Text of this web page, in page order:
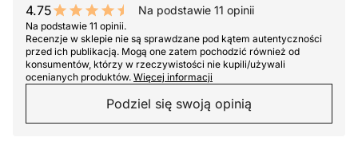
4.75
9.5 out of 10 stars
Na podstawie 11 opinii
Na podstawie 11 opinii.
Recenzje w sklepie nie są sprawdzane pod kątem autentyczności
przed ich publikacją. Mogą one zatem pochodzić również od
konsumentów, którzy w rzeczywistości nie kupili/używali
ocenianych produktów. Więcej informacji
Podziel się swoją opinią